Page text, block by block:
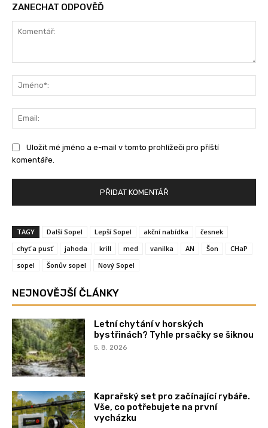
ZANECHAT ODPOVĚĎ
Uložit mé jméno a e-mail v tomto prohlížeči pro příští
komentáře.
TAGY Další Sopel Lepší Sopel akční nabídka
česnek
chyť a pusť
jahoda krill med vanilka AN Šon
CHaP
sopel
Šonův sopel Nový Sopel
NEJNOVĚJŠÍ ČLÁNKY
Letní chytání v horských
bystřinách? Tyhle prsačky se šiknou
5. 8. 2026
Kaprařský set pro začínající rybáře.
Vše, co potřebujete na první
vycházku